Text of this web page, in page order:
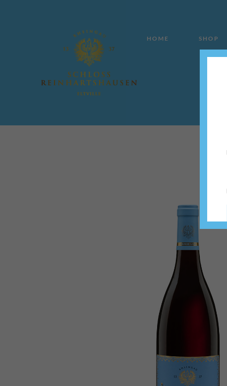
HOME SHOP